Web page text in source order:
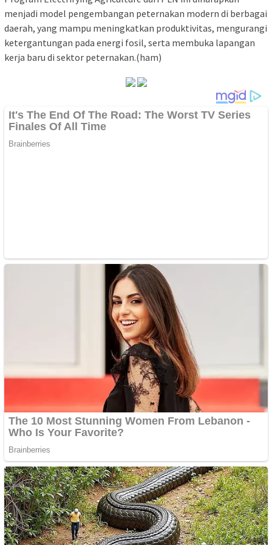
menjadi model pengembangan peternakan modern di berbagai
daerah, yang mampu meningkatkan produktivitas, mengurangi
ketergantungan pada energi fosil, serta membuka lapangan
kerja baru di sektor peternakan.(ham)